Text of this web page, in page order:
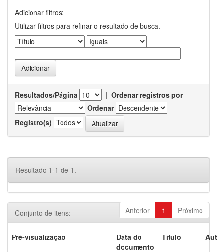
Adicionar filtros:
Utilizar filtros para refinar o resultado de busca.
Resultados/Página | Ordenar registros por
Ordenar
Registro(s)
Resultado 1-1 de 1.
Anterior 1 Próximo
Conjunto de itens:
Pré-visualização
Data do
documento
Título